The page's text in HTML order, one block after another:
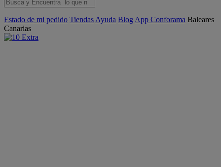
Estado de mi pedido Tiendas Ayuda Blog App Conforama Baleares
Canarias